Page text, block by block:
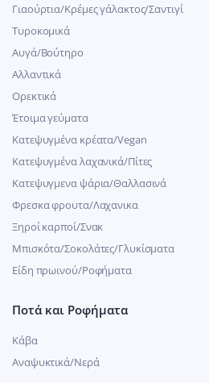
Γιαούρτια/Κρέμες γάλακτος/Σαντιγί
Τυροκομικά
Αυγά/Βούτηρο
Αλλαντικά
Ορεκτικά
Έτοιμα γεύματα
Κατεψυγμένα κρέατα/Vegan
Kατεψυγμένα λαχανικά/Πίτες
Κατεψυγμενα ψάρια/Θαλλασινά
Φρεσκα φρουτα/Λαχανικα
Ξηροί καρποί/Σνακ
Μπισκότα/Σοκολάτες/Γλυκίσματα
Είδη πρωινού/Ροφήματα
Ποτά και Ροφήματα
Κάβα
Αναψυκτικά/Νερά